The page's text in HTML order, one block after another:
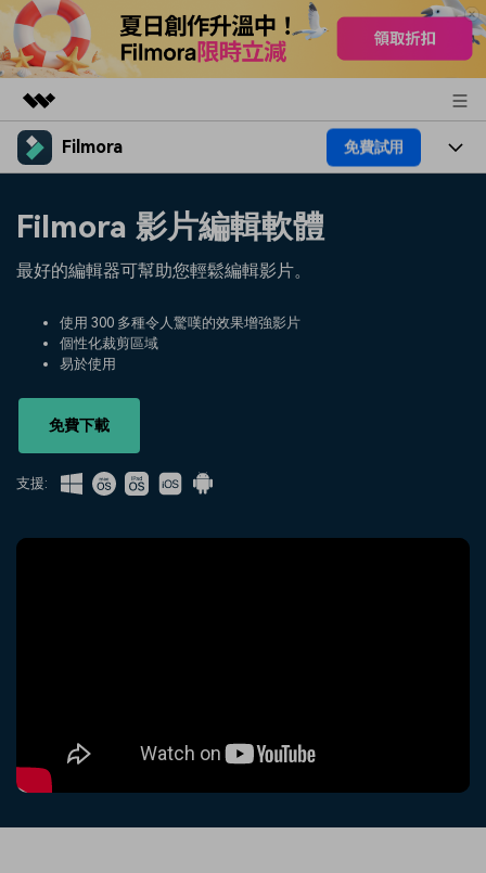
精選產品
實用工具
解決方案
商店
Filmora 免費試用
音訊
熱門人群
熱門方案
部落格
AI提示詞大全
收錄 100+ 熱門影片提示詞，快
幫助中心
我們隨時為您提供協助 如何用 Filmora 做出影響力
產品信息
立即購買 登入
Filmora 影片編輯軟體
最好的編輯器可幫助您輕鬆編輯影片。
使用 300 多種令人驚嘆的效果增強影片
個性化裁剪區域
易於使用
免費下載
支援: